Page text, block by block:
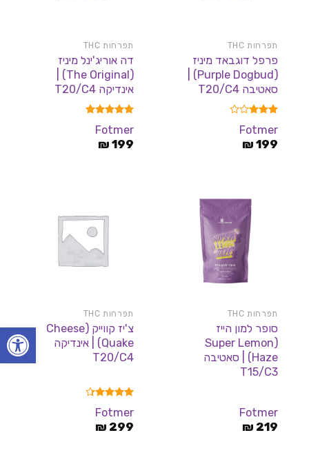
פתח
תפרחות THC
פרפל דוגבאד מיניז
(Purple Dogbud) |
סאטיבה T20/C4
3.00
מתוך 5
Fotmer
199
₪
תפרחות THC
דה אוריג'ינל מיניז
(The Original) |
אינדיקה T20/C4
5.00
מתוך 5
Fotmer
199
₪
תפרחות THC
סופר למון הייז
(Super Lemon
Haze) | סאטיבה
T15/C3
Fotmer
219
₪
תפרחות THC
צ'יז קווייק (Cheese
Quake) | אינדיקה
T20/C4
4.33
מתוך 5
Fotmer
299
₪